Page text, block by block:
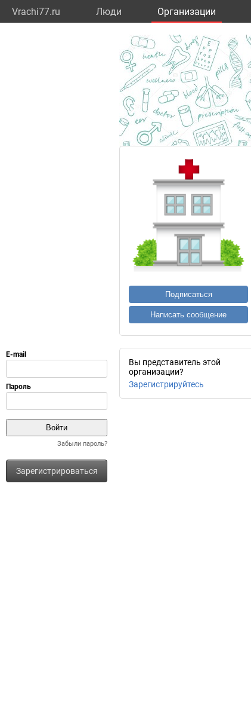
Vrachi77.ru Люди Организации
Забыли пароль?
Зарегистрироваться
Подписаться
Написать сообщение
Вы представитель этой
организации?
Зарегистрируйтесь